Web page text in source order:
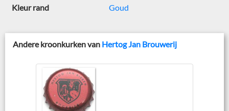
Kleur rand Goud
Andere kroonkurken van Hertog Jan Brouwerij